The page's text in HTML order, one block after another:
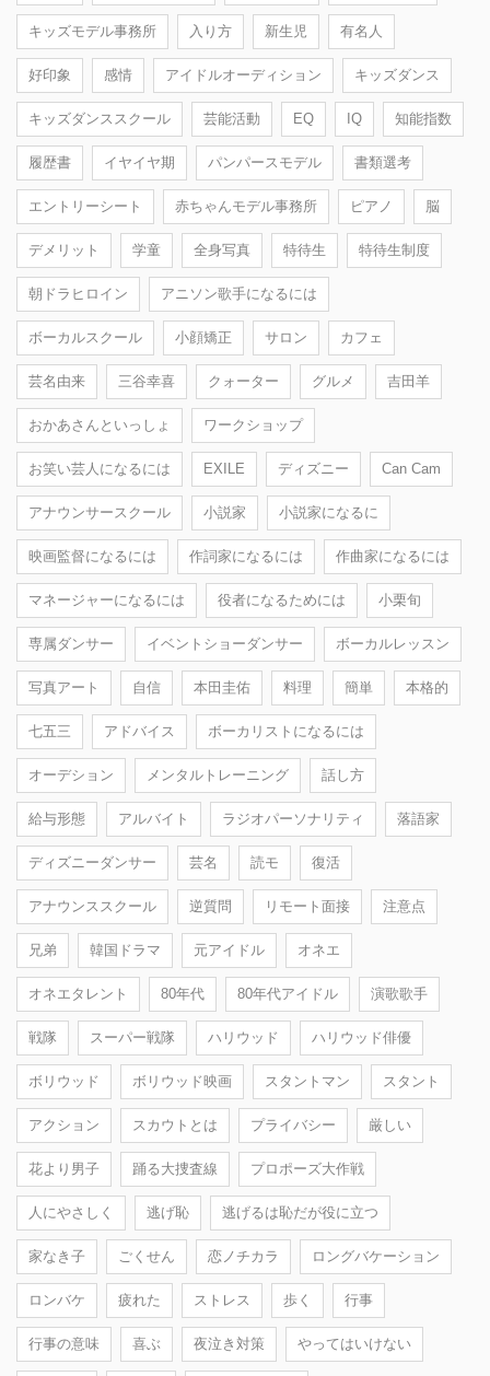
キッズモデル事務所 入り方 新生児 有名人
好印象 感情 アイドルオーディション キッズダンス
キッズダンススクール 芸能活動 EQ IQ 知能指数
履歴書 イヤイヤ期 パンパースモデル 書類選考
エントリーシート 赤ちゃんモデル事務所 ピアノ 脳
デメリット 学童 全身写真 特待生 特待生制度
朝ドラヒロイン アニソン歌手になるには
ボーカルスクール 小顔矯正 サロン カフェ
芸名由来 三谷幸喜 クォーター グルメ 吉田羊
おかあさんといっしょ ワークショップ
お笑い芸人になるには EXILE ディズニー Can Cam
アナウンサースクール 小説家 小説家になるに
映画監督になるには 作詞家になるには 作曲家になるには
マネージャーになるには 役者になるためには 小栗旬
専属ダンサー イベントショーダンサー ボーカルレッスン
写真アート 自信 本田圭佑 料理 簡単 本格的
七五三 アドバイス ボーカリストになるには
オーデション メンタルトレーニング 話し方
給与形態 アルバイト ラジオパーソナリティ 落語家
ディズニーダンサー 芸名 読モ 復活
アナウンススクール 逆質問 リモート面接 注意点
兄弟 韓国ドラマ 元アイドル オネエ
オネエタレント 80年代 80年代アイドル 演歌歌手
戦隊 スーパー戦隊 ハリウッド ハリウッド俳優
ボリウッド ボリウッド映画 スタントマン スタント
アクション スカウトとは プライバシー 厳しい
花より男子 踊る大捜査線 プロポーズ大作戦
人にやさしく 逃げ恥 逃げるは恥だが役に立つ
家なき子 ごくせん 恋ノチカラ ロングバケーション
ロンバケ 疲れた ストレス 歩く 行事
行事の意味 喜ぶ 夜泣き対策 やってはいけない